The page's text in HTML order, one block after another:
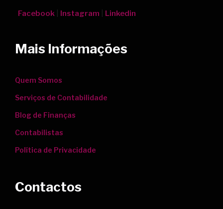
Facebook Instagram Linkedin
Mais Informações
Quem Somos
Serviços de Contabilidade
Blog de Finanças
Contabilistas
Política de Privacidade
Contactos